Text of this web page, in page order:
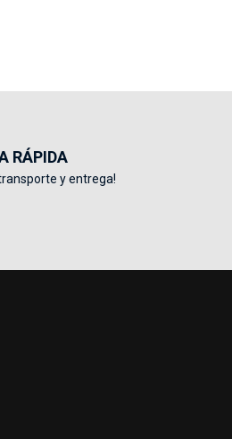
RÁPIDA
y entrega!